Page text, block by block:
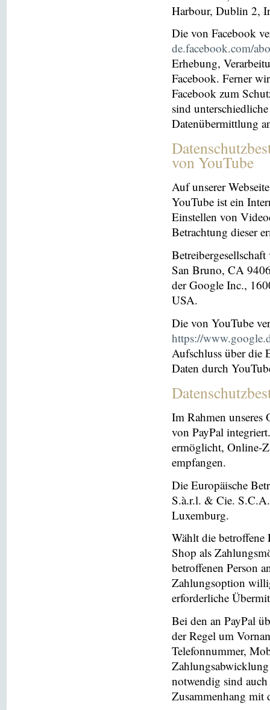
Harbour, Dublin 2,
Die von Facebook
de.facebook.com/
Erhebung,
Facebook. Ferner
Facebook zum
sind
Datenübermittlung
von YouTube
Auf unserer
YouTube ist ein
Einstellen von
Betrachtung dieser
San Bruno, CA
der Google Inc.,
USA.
Die von YouTube
https://
Aufschluss über die
Daten durch
Im Rahmen unseres
von PayPal
ermöglicht, Online-
empfangen.
Die Europäische
S.à.r.l. & Cie.
Luxemburg.
Wählt die betroffene
Shop als
betroffenen Person
Zahlungsoption
erforderliche
Bei den an PayPal
der Regel um
Telefonnummer,
notwendig sind
Zusammenhang mit